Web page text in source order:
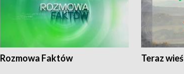
Rozmowa Faktów Teraz wieś